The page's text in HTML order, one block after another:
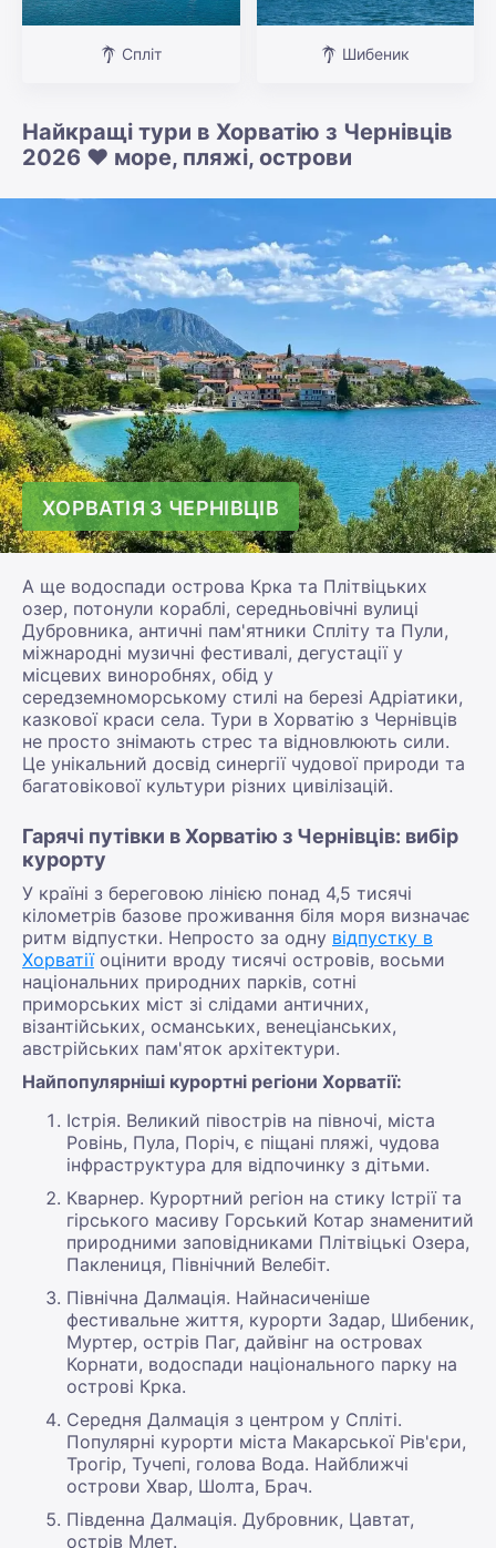
Спліт Шибеник
Найкращі тури в Хорватію з Чернівців
2026 ❤️ море, пляжі, острови
ХОРВАТІЯ З ЧЕРНІВЦІВ
А ще водоспади острова Крка та Плітвіцьких
озер, потонули кораблі, середньовічні вулиці
Дубровника, античні пам'ятники Спліту та Пули,
міжнародні музичні фестивалі, дегустації у
місцевих виноробнях, обід у
середземноморському стилі на березі Адріатики,
казкової краси села. Тури в Хорватію з Чернівців
не просто знімають стрес та відновлюють сили.
Це унікальний досвід синергії чудової природи та
багатовікової культури різних цивілізацій.
Гарячі путівки в Хорватію з Чернівців: вибір
курорту
У країні з береговою лінією понад 4,5 тисячі
кілометрів базове проживання біля моря визначає
ритм відпустки. Непросто за одну відпустку в
Хорватіїоцінити вроду тисячі островів, восьми
національних природних парків, сотні
приморських міст зі слідами античних,
візантійських, османських, венеціанських,
австрійських пам'яток архітектури.
Найпопулярніші курортні регіони Хорватії:
Істрія. Великий півострів на півночі, міста
Ровінь, Пула, Поріч, є піщані пляжі, чудова
інфраструктура для відпочинку з дітьми.
Кварнер. Курортний регіон на стику Істрії та
гірського масиву Горський Котар знаменитий
природними заповідниками Плітвіцькі Озера,
Паклениця, Північний Велебіт.
Північна Далмація. Найнасиченіше
фестивальне життя, курорти Задар, Шибеник,
Муртер, острів Паг, дайвінг на островах
Корнати, водоспади національного парку на
острові Крка.
Середня Далмація з центром у Спліті.
Популярні курорти міста Макарської Рів'єри,
Трогір, Тучепі, голова Вода. Найближчі
острови Хвар, Шолта, Брач.
Південна Далмація. Дубровник, Цавтат,
острів Млет.